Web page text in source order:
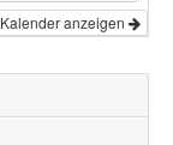
Kalender anzeigen